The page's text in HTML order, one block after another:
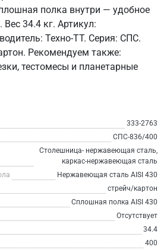
полка внутри — удобное
34.4 кг. Артикул:
Техно-ТТ. Серия: СПС.
Рекомендуем также:
тестомесы и планетарные
333-2763
СПС-836/400
Столешница- нержавеющая сталь,
каркас-нержавеющая сталь
Нержавеющая сталь AISI 430
стрейч/картон
Сплошная полка AISI 430
Отсутствует
34.4
400